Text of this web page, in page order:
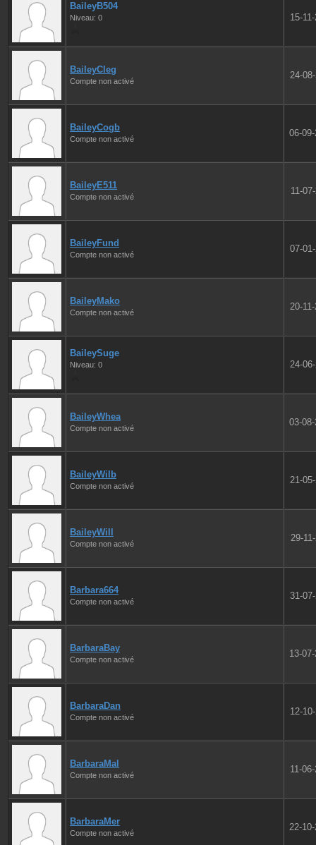
BaileyB504
Niveau: 0 15-
BaileyCleg
Compte non activé
24-
BaileyCogb
Compte non activé
06-
BaileyE511
Compte non activé
11-
BaileyFund
Compte non activé
07-
BaileyMako
Compte non activé
20-
BaileySuge
Niveau: 0 24-
BaileyWhea
Compte non activé
03-
BaileyWilb
Compte non activé
21-
BaileyWill
Compte non activé
29-
Barbara664
Compte non activé
31-
BarbaraBay
Compte non activé
13-
BarbaraDan
Compte non activé
12-
BarbaraMal
Compte non activé
11-
BarbaraMer
Compte non activé
22-